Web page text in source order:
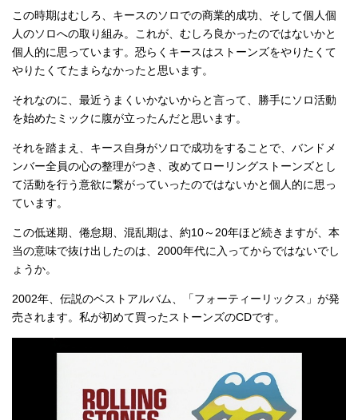
この時期はむしろ、キースのソロでの商業的成功、そして個人個
人のソロへの取り組み。これが、むしろ良かったのではないかと
個人的に思っています。恐らくキースはストーンズをやりたくて
やりたくてたまらなかったと思います。
それなのに、最近うまくいかないからと言って、勝手にソロ活動
を始めたミックに腹が立ったんだと思います。
それを踏まえ、キース自身がソロで成功をすることで、バンドメ
ンバー全員の心の整理がつき、改めてローリングストーンズとし
て活動を行う意欲に繋がっていったのではないかと個人的に思っ
ています。
この低迷期、倦怠期、混乱期は、約10～20年ほど続きますが、本
当の意味で抜け出したのは、2000年代に入ってからではないでし
ょうか。
2002年、伝説のベストアルバム、「フォーティーリックス」が発
売されます。私が初めて買ったストーンズのCDです。